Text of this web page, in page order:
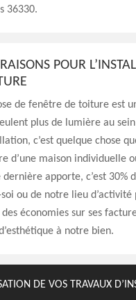
36330.
POUR
de fenêtre de toiture est
plus de lumière au
c’est quelque chose
d’une maison individuelle
dernière apporte, c’est 30%
soi ou de notre lieu
économies sur ses
à notre bien.
DE VOS TRAVAUX